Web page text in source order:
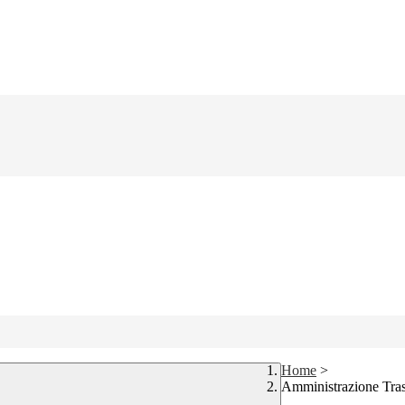
Home >
Amministrazione